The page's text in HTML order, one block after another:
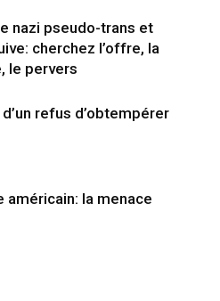
nazi pseudo-trans et
cherchez l’offre, la
le pervers
refus d’obtempérer
américain: la menace